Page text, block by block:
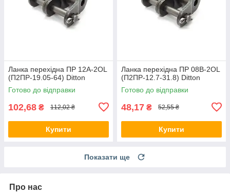
Ланка перехідна ПР 12A-2OL
(П2ПР-19.05-64) Ditton
Готово до відправки
102,68 ₴ 112,02 ₴
Купити
Ланка перехідна ПР 08B-2OL
(П2ПР-12.7-31.8) Ditton
Готово до відправки
48,17 ₴ 52,55 ₴
Купити
Показати ще
Про нас